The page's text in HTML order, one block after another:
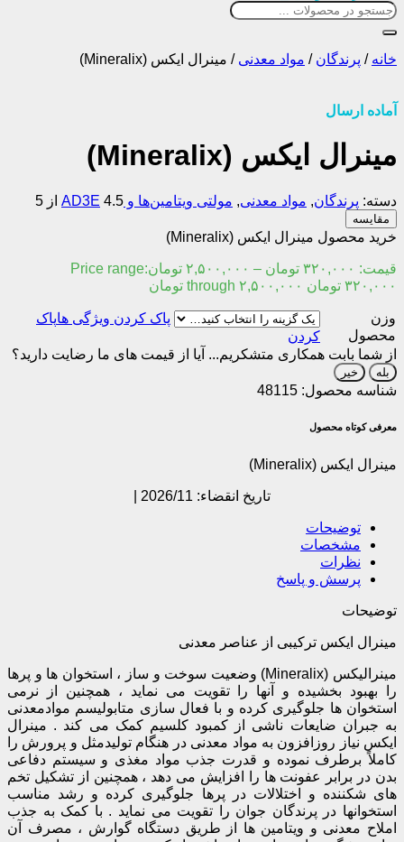
خانه / پرندگان / مواد معدنی / مینرال ایکس (Mineralix)
آماده ارسال
مینرال ایکس (Mineralix)
دسته: پرندگان, مواد معدنی, مولتی ویتامین‌ها و AD3E 4.5 از 5
مقایسه
خرید محصول مینرال ایکس (Mineralix)
قیمت: ۳۲۰,۰۰۰ تومان – ۲,۵۰۰,۰۰۰ تومانPrice range:
۳۲۰,۰۰۰ تومان through ۲,۵۰۰,۰۰۰ تومان
وزن
محصول
پاک
کردن
از شما بابت همکاری متشکریم... آیا از قیمت های ما رضایت دارید؟
بله خیر
شناسه محصول: 48115
معرفی کوتاه محصول
مینرال ایکس (Mineralix)
تاریخ انقضاء: 2026/11 |
توضیحات
مشخصات
نظرات
پرسش و پاسخ
توضیحات
مینرال ایکس ترکیبی از عناصر معدنی
مینرالیکس (Mineralix) وضعیت سوخت و ساز ، استخوان ها و پرها
را بهبود بخشیده و آنها را تقویت می نماید ، همچنین از نرمی
استخوان ها جلوگیری کرده و با فعال سازی متابولیسم موادمعدنی
به جبران ضایعات ناشی از کمبود کلسیم کمک می کند . مینرال
ایکس نیاز روزافزون به مواد معدنی در هنگام تولیدمثل و پرورش را
کاملاً برطرف نموده و قدرت جذب مواد مغذی و سیستم دفاعی
بدن در برابر عفونت ها را افزایش می دهد ، همچنین از تشکیل تخم
های شکننده و اختلالات در پرها جلوگیری کرده و رشد مناسب
استخوانها در پرندگان جوان را تقویت می نماید . با کمک به جذب
املاح معدنی و ویتامین ها از طریق دستگاه گوارش ، مصرف آن